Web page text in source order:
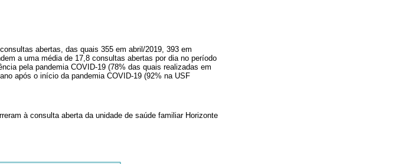
abertas, das quais 355 em abril/2019, 393 em
a uma média de 17,8 consultas abertas por dia no período
pela pandemia COVID-19 (78% das quais realizadas em
após o início da pandemia COVID-19 (92% na USF
à consulta aberta da unidade de saúde familiar Horizonte